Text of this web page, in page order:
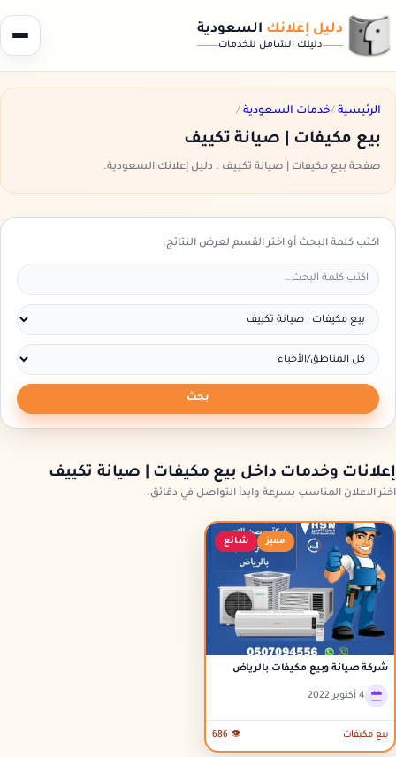
دليل إعلانك السعودية
دليلك الشامل للخدمات
الرئيسية /خدمات السعودية /
بيع مكيفات | صيانة تكييف
صفحة بيع مكيفات | صيانة تكييف . دليل إعلانك السعودية.
اكتب كلمة البحث أو اختر القسم لعرض النتائج.
بحث
إعلانات وخدمات داخل بيع مكيفات | صيانة تكييف
اختر الاعلان المناسب بسرعة وابدأ التواصل في دقائق.
مميز شائع
شركة صيانة وبيع مكيفات بالرياض
4 أكتوبر 2022
بيع مكيفات 👁 686